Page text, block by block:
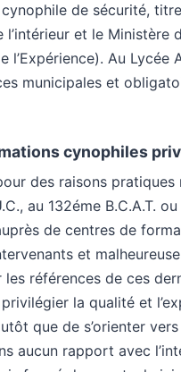
de sécurité,
l’intérieur et le Ministère
l’Expérience). Au
municipales et
cynophiles
des raisons
au 132éme B.C.A.T.
de centres de
et
les références de ces
la qualité et
que de s’orienter
aucun rapport avec